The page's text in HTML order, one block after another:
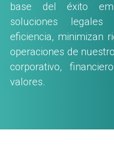
base del éxito
soluciones
eficiencia, minimizan
operaciones de
corporativo,
valores.